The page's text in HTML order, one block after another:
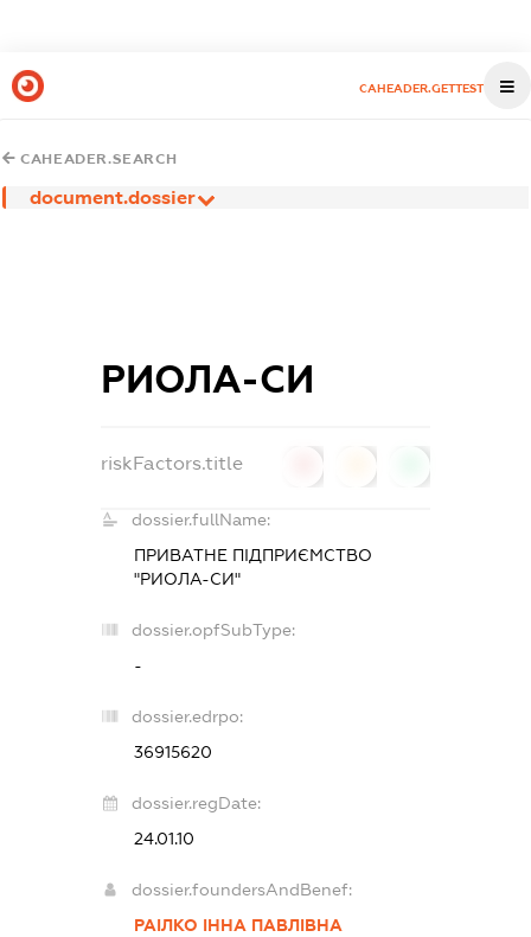
CAHEADER.GETTEST
CAHEADER.SEARCH
document.dossier
РИОЛА-СИ
riskFactors.title
dossier.fullName:
ПРИВАТНЕ ПІДПРИЄМСТВО
"РИОЛА-СИ"
dossier.opfSubType:
-
dossier.edrpo:
36915620
dossier.regDate:
24.01.10
dossier.foundersAndBenef:
РАІЛКО ІННА ПАВЛІВНА